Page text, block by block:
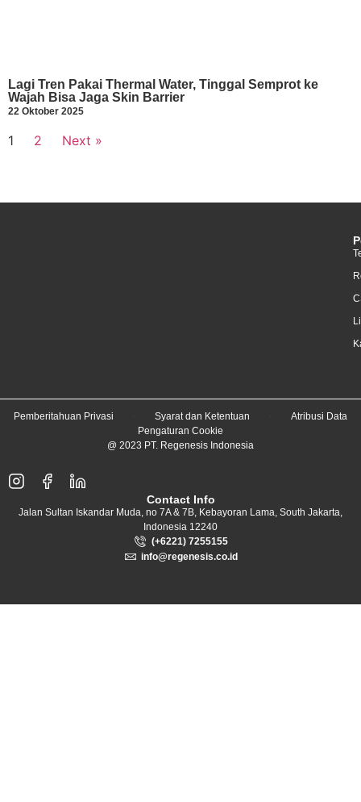
Lagi Tren Pakai Thermal Water, Tinggal Semprot ke
Wajah Bisa Jaga Skin Barrier
22 Oktober 2025
1 2 Next »
Pemberitahuan Privasi Syarat dan Ketentuan
Atribusi Data
Pengaturan Cookie
@ 2023 PT. Regenesis Indonesia
Contact Info
Jalan Sultan Iskandar Muda, no 7A & 7B, Kebayoran Lama, South Jakarta,
Indonesia 12240
(+6221) 7255155
info@regenesis.co.id